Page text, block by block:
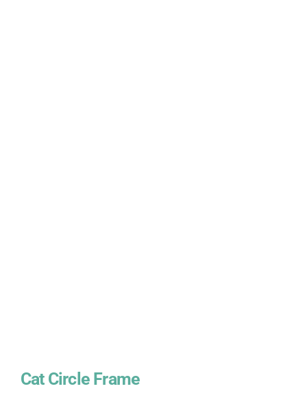
Cat Circle Frame